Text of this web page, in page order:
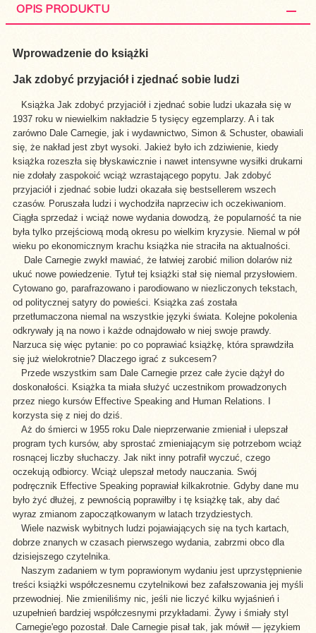
OPIS PRODUKTU
Wprowadzenie do książki
Jak zdobyć przyjaciół i zjednać sobie ludzi
Książka Jak zdobyć przyjaciół i zjednać sobie ludzi ukazała się w
1937 roku w niewielkim nakładzie 5 tysięcy egzemplarzy. A i tak
zarówno Dale Carnegie, jak i wydawnictwo, Simon & Schuster, obawiali
się, że nakład jest zbyt wysoki. Jakież było ich zdziwienie, kiedy
książka rozeszła się błyskawicznie i nawet intensywne wysiłki drukarni
nie zdołały zaspokoić wciąż wzrastającego popytu. Jak zdobyć
przyjaciół i zjednać sobie ludzi okazała się bestsellerem wszech
czasów. Poruszała ludzi i wychodziła naprzeciw ich oczekiwaniom.
Ciągła sprzedaż i wciąż nowe wydania dowodzą, że popularność ta nie
była tylko przejściową modą okresu po wielkim kryzysie. Niemal w pół
wieku po ekonomicznym krachu książka nie straciła na aktualności.
Dale Carnegie zwykł mawiać, że łatwiej zarobić milion dolarów niż
ukuć nowe powiedzenie. Tytuł tej książki stał się niemal przysłowiem.
Cytowano go, parafrazowano i parodiowano w niezliczonych tekstach,
od politycznej satyry do powieści. Książka zaś została
przetłumaczona niemal na wszystkie języki świata. Kolejne pokolenia
odkrywały ją na nowo i każde odnajdowało w niej swoje prawdy.
Narzuca się więc pytanie: po co poprawiać książkę, która sprawdziła
się już wielokrotnie? Dlaczego igrać z sukcesem?
Przede wszystkim sam Dale Carnegie przez całe życie dążył do
doskonałości. Książka ta miała służyć uczestnikom prowadzonych
przez niego kursów Effective Speaking and Human Relations. I
korzysta się z niej do dziś.
Aż do śmierci w 1955 roku Dale nieprzerwanie zmieniał i ulepszał
program tych kursów, aby sprostać zmieniającym się potrzebom wciąż
rosnącej liczby słuchaczy. Jak nikt inny potrafił wyczuć, czego
oczekują odbiorcy. Wciąż ulepszał metody nauczania. Swój
podręcznik Effective Speaking poprawiał kilkakrotnie. Gdyby dane mu
było żyć dłużej, z pewnością poprawiłby i tę książkę tak, aby dać
wyraz zmianom zapoczątkowanym w latach trzydziestych.
Wiele nazwisk wybitnych ludzi pojawiających się na tych kartach,
dobrze znanych w czasach pierwszego wydania, zabrzmi obco dla
dzisiejszego czytelnika.
Naszym zadaniem w tym poprawionym wydaniu jest uprzystępnienie
treści książki współczesnemu czytelnikowi bez zafałszowania jej myśli
przewodniej. Nie zmieniliśmy nic, jeśli nie liczyć kilku wyjaśnień i
uzupełnień bardziej współczesnymi przykładami. Żywy i śmiały styl
Carnegie'ego pozostał. Dale Carnegie pisał tak, jak mówił — językiem